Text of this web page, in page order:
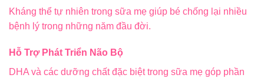
Kháng thể tự nhiên trong sữa mẹ giúp bé chống lại nhiều
bệnh lý trong những năm đầu đời.
Hỗ Trợ Phát Triển Não Bộ
DHA và các dưỡng chất đặc biệt trong sữa mẹ góp phần